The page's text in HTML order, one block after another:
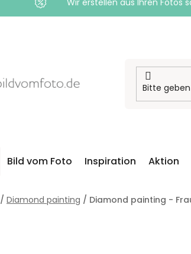
Wir erstellen aus Ihren Fotos
Bild vom Foto Inspiration Aktion
/ Diamond painting / Diamond painting -